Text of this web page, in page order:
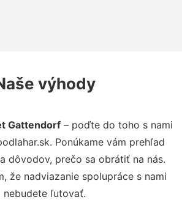
výhody
Gattendorf – poďte do toho s nami
Ponúkame vám prehľad
dôvodov, prečo sa obrátiť na nás.
že nadviazanie spolupráce s nami
nebudete ľutovať.